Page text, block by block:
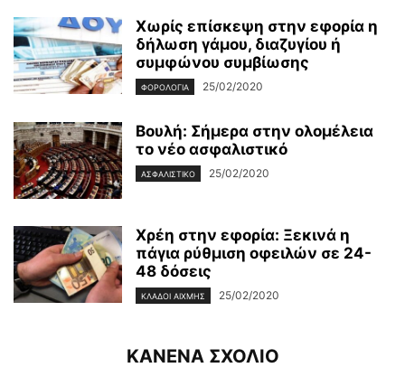
Χωρίς επίσκεψη στην εφορία η
δήλωση γάμου, διαζυγίου ή
συμφώνου συμβίωσης
ΦΟΡΟΛΟΓΊΑ 25/02/2020
Βουλή: Σήμερα στην ολομέλεια
το νέο ασφαλιστικό
ΑΣΦΑΛΙΣΤΙΚΌ 25/02/2020
Χρέη στην εφορία: Ξεκινά η
πάγια ρύθμιση οφειλών σε 24-
48 δόσεις
ΚΛΆΔΟΙ ΑΙΧΜΉΣ 25/02/2020
ΚΑΝΕΝΑ ΣΧΟΛΙΟ